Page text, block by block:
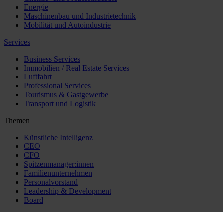
Energie
Maschinenbau und Industrietechnik
Mobilität und Autoindustrie
Services
Business Services
Immobilien / Real Estate Services
Luftfahrt
Professional Services
Tourismus & Gastgewerbe
Transport und Logistik
Themen
Künstliche Intelligenz
CEO
CFO
Spitzenmanager:innen
Familienunternehmen
Personalvorstand
Leadership & Development
Board